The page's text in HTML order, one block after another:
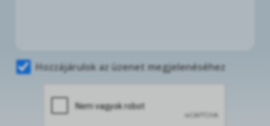
Hozzájárulok az üzenet megjelenéséhez